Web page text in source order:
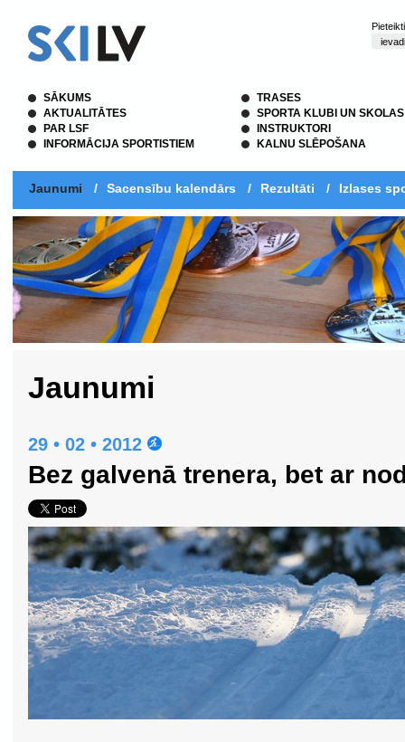
SĀKUMS
AKTUALITĀTES
PAR LSF
INFORMĀCIJA SPORTISTIEM
TRASES
SPORTA KLUBI UN SKOLAS
INSTRUKTORI
KALNU SLĒPOŠANA
Jaunumi / Sacensību kalendārs / Rezultāti / Izlases
Jaunumi
29 • 02 • 2012
Bez galvenā trenera, bet ar